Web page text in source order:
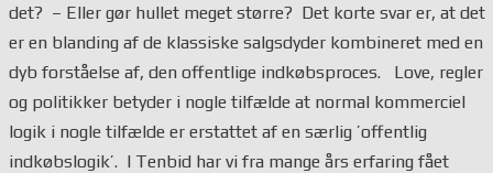
det? – Eller gør hullet meget større? Det korte svar er, at det
er en blanding af de klassiske salgsdyder kombineret med en
dyb forståelse af, den offentlige indkøbsproces. Love, regler
og politikker betyder i nogle tilfælde at normal kommerciel
logik i nogle tilfælde er erstattet af en særlig ’offentlig
indkøbslogik’. I Tenbid har vi fra mange års erfaring fået